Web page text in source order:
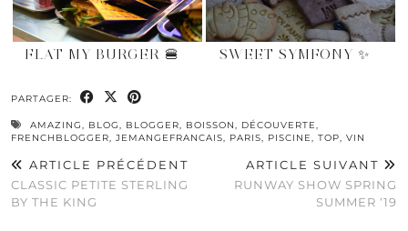
FLAT MY BURGER 🍔 SWEET SYMFONY ✨
PARTAGER:
AMAZING BLOG BLOGGER BOISSON DÉCOUVERTE
FRENCHBLOGGER
JEMANGEFRANCAIS PARIS PISCINE TOP VIN
ARTICLE PRÉCÉDENT
CLASSIC PETITE STERLING
BY THE KING
ARTICLE SUIVANT
RUNWAY SHOW SPRING
SUMMER ‘19